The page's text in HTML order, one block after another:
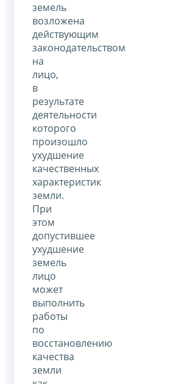
земель
возложена
действующим
законодательством
на
лицо,
в
результате
деятельности
которого
произошло
ухудшение
качественных
характеристик
земли.
При
этом
допустившее
ухудшение
земель
лицо
может
выполнить
работы
по
восстановлению
качества
земли